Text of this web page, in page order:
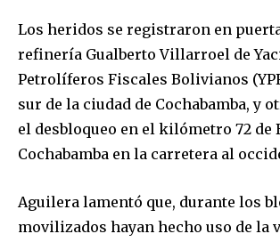
Los heridos se registraron en
refinería Gualberto Villarroel de
Petrolíferos Fiscales Bolivianos
sur de la ciudad de Cochabamba, y
el desbloqueo en el kilómetro 72 de
Cochabamba en la carretera al
Aguilera lamentó que, durante los
movilizados hayan hecho uso de la